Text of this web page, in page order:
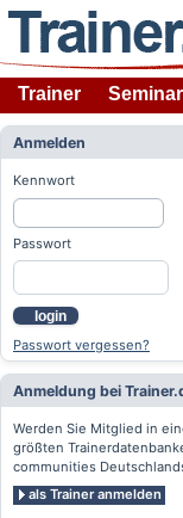
Trainer
Anmelden
Kennwort
Passwort
login
Passwort vergessen?
Anmeldung bei
Werden Sie Mitglied in
größten
communities
als Trainer anmelden